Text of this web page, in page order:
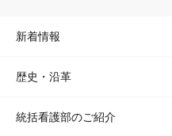
新着情報
歴史・沿革
統括看護部のご紹介